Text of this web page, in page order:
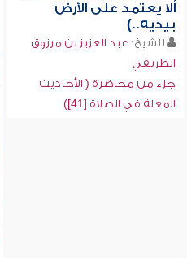
ألا يعتمد على الأرض
بيديه..)
للشيخ: عبد العزيز بن مرزوق
الطريفي
جزء من محاضرة ( الأحاديث
المعلة في الصلاة [41])